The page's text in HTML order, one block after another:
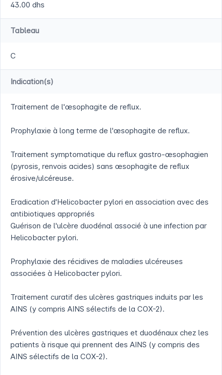
43.00 dhs
Tableau
C
Indication(s)
Traitement de l'œsophagite de reflux.
Prophylaxie à long terme de l'œsophagite de reflux.
Traitement symptomatique du reflux gastro-œsophagien
(pyrosis, renvois acides) sans œsophagite de reflux
érosive/ulcéreuse.
Eradication d'Helicobacter pylori en association avec des
antibiotiques appropriés
Guérison de l'ulcère duodénal associé à une infection par
Helicobacter pylori.
Prophylaxie des récidives de maladies ulcéreuses
associées à Helicobacter pylori.
Traitement curatif des ulcères gastriques induits par les
AINS (y compris AINS sélectifs de la COX-2).
Prévention des ulcères gastriques et duodénaux chez les
patients à risque qui prennent des AINS (y compris des
AINS sélectifs de la COX-2).